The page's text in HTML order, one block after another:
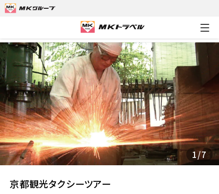
京都観光タクシーツアー 【募集終了】丹波
1/7
京都観光タクシーツアー